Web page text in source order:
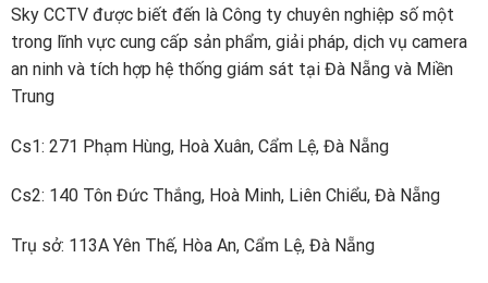
thoại
dưới
2
tiếng
Sky CCTV được biết đến là Công ty chuyên nghiệp số một
trong lĩnh vực cung cấp sản phẩm, giải pháp, dịch vụ camera
an ninh và tích hợp hệ thống giám sát tại Đà Nẵng và Miền
Trung
Cs1: 271 Phạm Hùng, Hoà Xuân, Cẩm Lệ, Đà Nẵng
Cs2: 140 Tôn Đức Thắng, Hoà Minh, Liên Chiểu, Đà Nẵng
Trụ sở: 113A Yên Thế, Hòa An, Cẩm Lệ, Đà Nẵng